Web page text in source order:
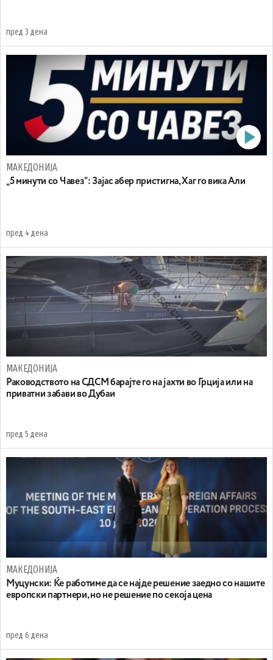
пред 3 дена
МАКЕДОНИЈА
„5 минути со Чавез“: Зајас абер пристигна, Хаг го вика Али
пред 4 дена
МАКЕДОНИЈА
Раководството на СДСМ барајте го на јахти во Грција или на
приватни забави во Дубаи
пред 5 дена
МАКЕДОНИЈА
Муцунски: Ќе работиме да се најде решение заедно со нашите
европски партнери, но не решение по секоја цена
пред 6 дена